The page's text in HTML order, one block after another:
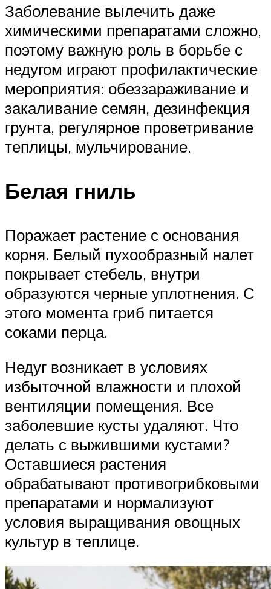
Заболевание вылечить даже
химическими препаратами сложно,
поэтому важную роль в борьбе с
недугом играют профилактические
мероприятия: обеззараживание и
закаливание семян, дезинфекция
грунта, регулярное проветривание
теплицы, мульчирование.
Белая гниль
Поражает растение с основания
корня. Белый пухообразный налет
покрывает стебель, внутри
образуются черные уплотнения. С
этого момента гриб питается
соками перца.
Недуг возникает в условиях
избыточной влажности и плохой
вентиляции помещения. Все
заболевшие кусты удаляют. Что
делать с выжившими кустами?
Оставшиеся растения
обрабатывают противогрибковыми
препаратами и нормализуют
условия выращивания овощных
культур в теплице.